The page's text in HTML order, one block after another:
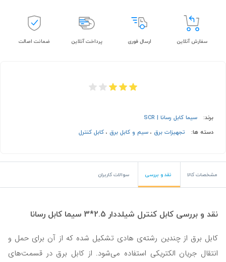
سفارش آنلاین ارسال فوری پرداخت آنلاین ضمانت اصالت
برند:
سیما کابل رسانا | SCR
دسته ها:
تجهیزات برق ، سیم و کابل برق ، کابل کنترل
مشخصات کالا نقد و بررسی سوالات کاربران
نقد و بررسی کابل کنترل شیلددار 2.5*3 سیما کابل رسانا
کابل برق از چندین رشته‌ی هادی تشکیل شده که از آن برای حمل و
انتقال جریان الکتریکی استفاده می‌شود. از کابل برق در قسمت‌های